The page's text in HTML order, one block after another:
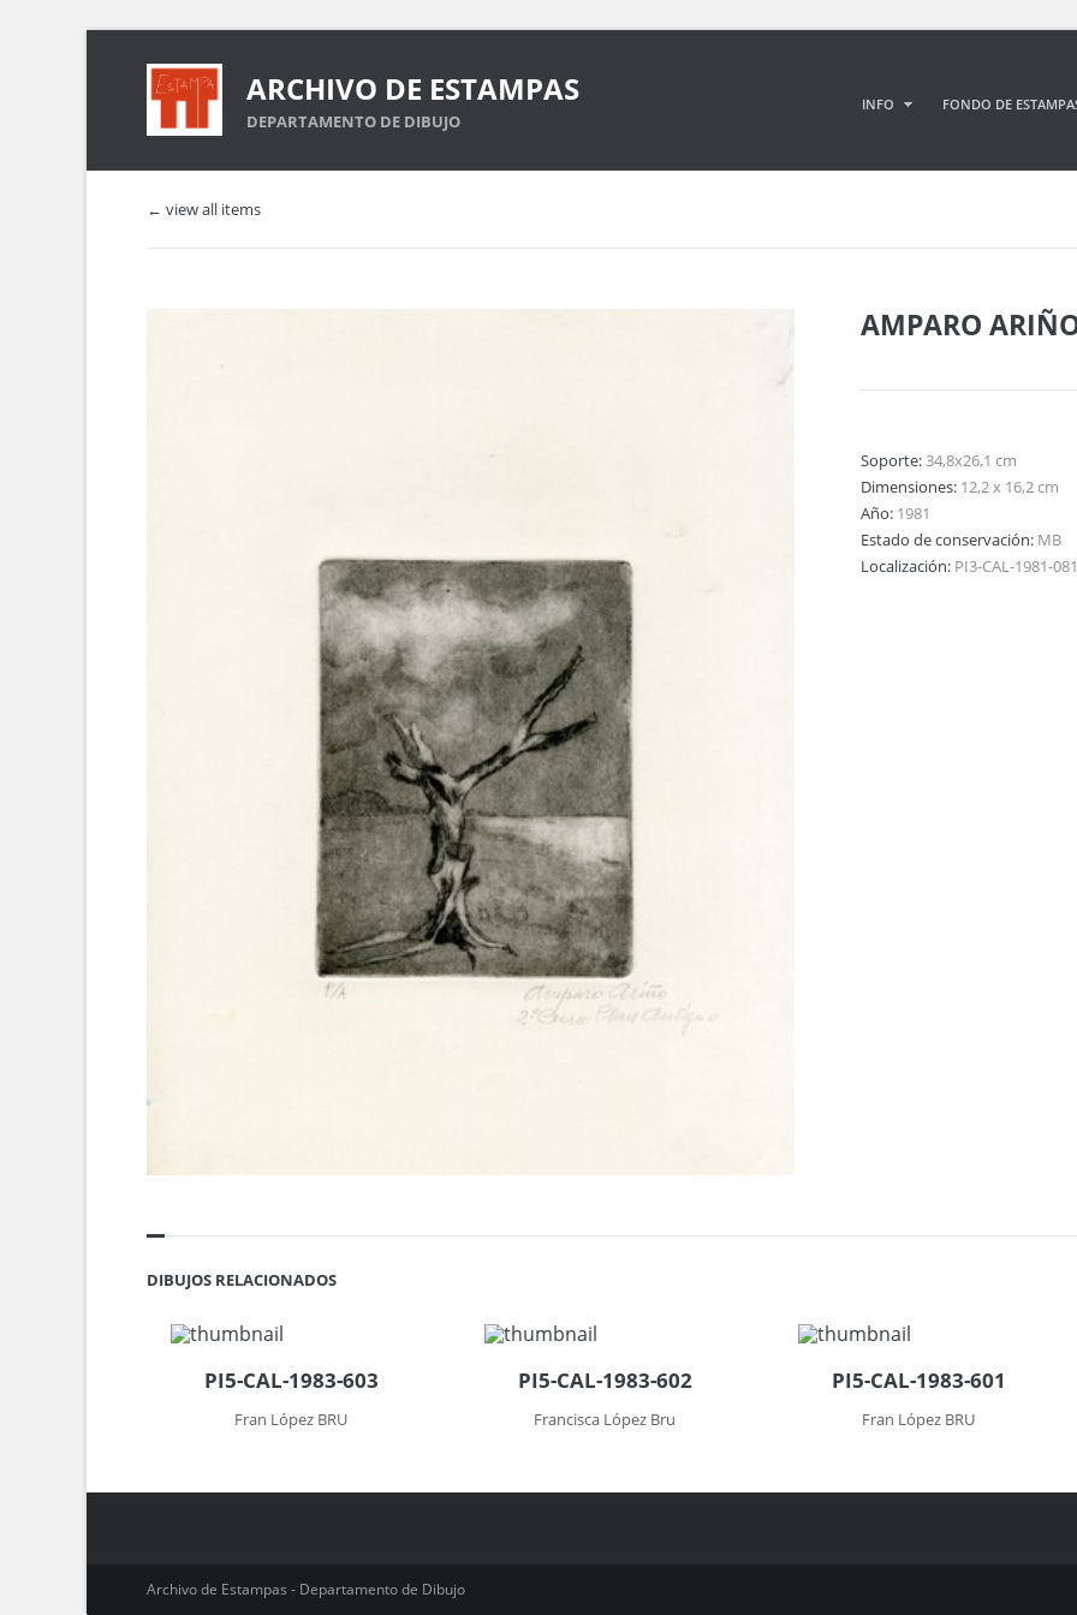
ARCHIVO DE ESTAMPAS
DEPARTAMENTO DE DIBUJO
INFO FONDO DE
← view all items
AMPARO
Soporte:34,8x26,1 cm
Dimensiones: 12,2 x 16,2 cm
Año: 1981
Estado de conservación: MB
Localización: PI3-CAL-1981-081
DIBUJOS RELACIONADOS
PI5-CAL-1983-603
Fran López BRU
PI5-CAL-1983-602
Francisca López Bru
PI5-CAL-1983-601
Fran López BRU
Archivo de Estampas - Departamento de Dibujo